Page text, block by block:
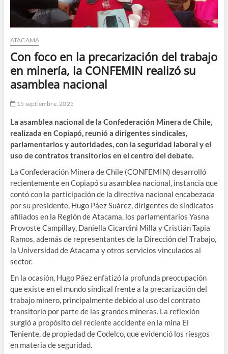
ATACAMA
Con foco en la precarización del trabajo
en minería, la CONFEMIN realizó su
asamblea nacional
15 septiembre, 2025
La asamblea nacional de la Confederación Minera de Chile,
realizada en Copiapó, reunió a dirigentes sindicales,
parlamentarios y autoridades, con la seguridad laboral y el
uso de contratos transitorios en el centro del debate.
La Confederación Minera de Chile (CONFEMIN) desarrolló
recientemente en Copiapó su asamblea nacional, instancia que
contó con la participación de la directiva nacional encabezada
por su presidente, Hugo Páez Suárez, dirigentes de sindicatos
afiliados en la Región de Atacama, los parlamentarios Yasna
Provoste Campillay, Daniella Cicardini Milla y Cristián Tapia
Ramos, además de representantes de la Dirección del Trabajo,
la Universidad de Atacama y otros servicios vinculados al
sector.
En la ocasión, Hugo Páez enfatizó la profunda preocupación
que existe en el mundo sindical frente a la precarización del
trabajo minero, principalmente debido al uso del contrato
transitorio por parte de las grandes mineras. La reflexión
surgió a propósito del reciente accidente en la mina El
Teniente, de propiedad de Codelco, que evidenció los riesgos
en materia de seguridad.